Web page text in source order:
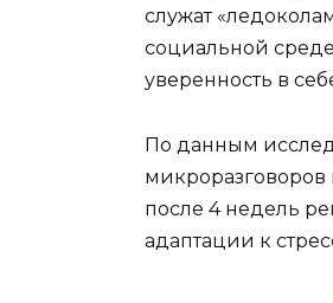
служат
социальной
уверенность в
По данным
микроразговоров
после 4 недель
адаптации к